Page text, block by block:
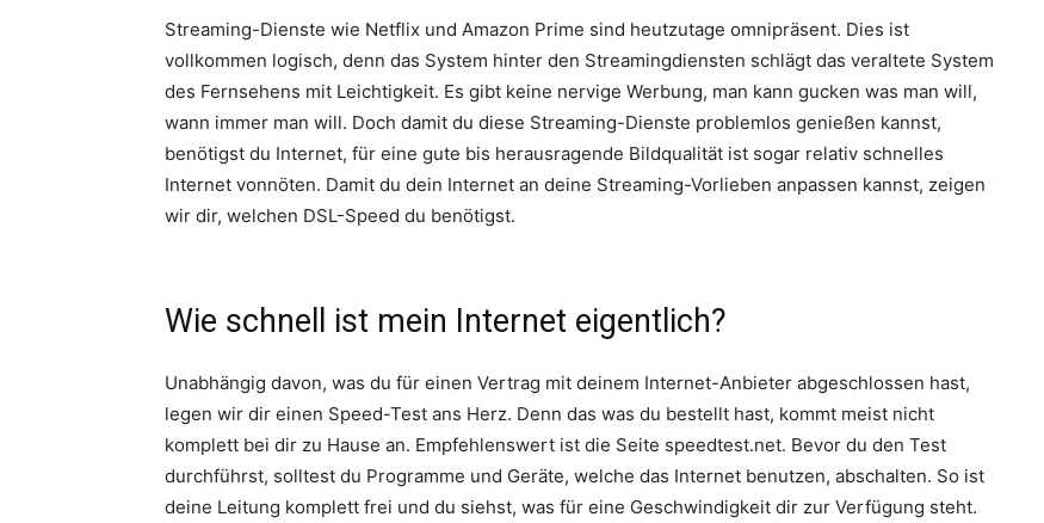
Streaming-Dienste wie Netflix und Amazon Prime sind heutzutage omnipräsent. Dies ist
vollkommen logisch, denn das System hinter den Streamingdiensten schlägt das veraltete System
des Fernsehens mit Leichtigkeit. Es gibt keine nervige Werbung, man kann gucken was man will,
wann immer man will. Doch damit du diese Streaming-Dienste problemlos genießen kannst,
benötigst du Internet, für eine gute bis herausragende Bildqualität ist sogar relativ schnelles
Internet vonnöten. Damit du dein Internet an deine Streaming-Vorlieben anpassen kannst, zeigen
wir dir, welchen DSL-Speed du benötigst.
Wie schnell ist mein Internet eigentlich?
Unabhängig davon, was du für einen Vertrag mit deinem Internet-Anbieter abgeschlossen hast,
legen wir dir einen Speed-Test ans Herz. Denn das was du bestellt hast, kommt meist nicht
komplett bei dir zu Hause an. Empfehlenswert ist die Seite speedtest.net. Bevor du den Test
durchführst, solltest du Programme und Geräte, welche das Internet benutzen, abschalten. So ist
deine Leitung komplett frei und du siehst, was für eine Geschwindigkeit dir zur Verfügung steht.